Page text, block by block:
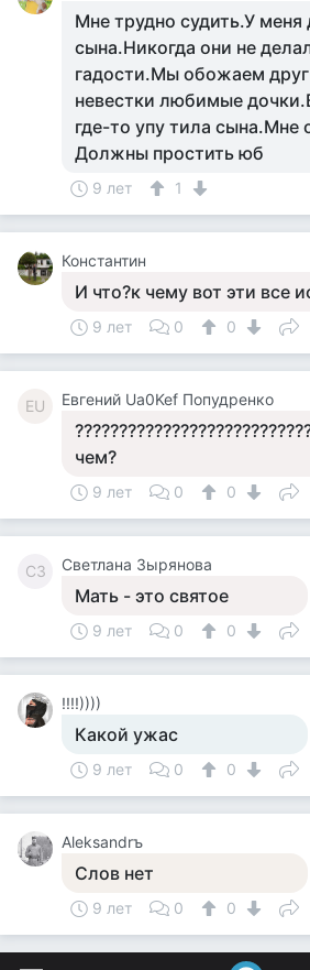
Мне трудно судить.У меня
сына.Никогда они не
гадости.Мы обожаем друг
невестки любимые
где-то упу тила
Должны простить юб
9 лет 1
Константин
И что?к чему вот эти все
9 лет 0 0
ЕU Евгений Ua0Kef Попудренко
чем?
9 лет 0 0
СЗ Светлана Зырянова
Мать - это святое
9 лет 0 0
!!!!))))
Какой ужас
9 лет 0 0
Aleksandrъ
Слов нет
9 лет 0 0